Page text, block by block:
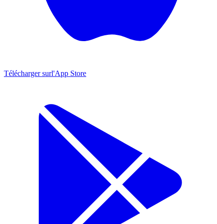
Télécharger surl'App Store